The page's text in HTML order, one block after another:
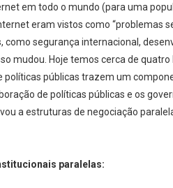
em todo o mundo (para uma
eram vistos como “problemas
como segurança internacional,
mudou. Hoje temos cerca de
políticas públicas trazem um
de políticas públicas e os
a estruturas de negociação
paralelas: